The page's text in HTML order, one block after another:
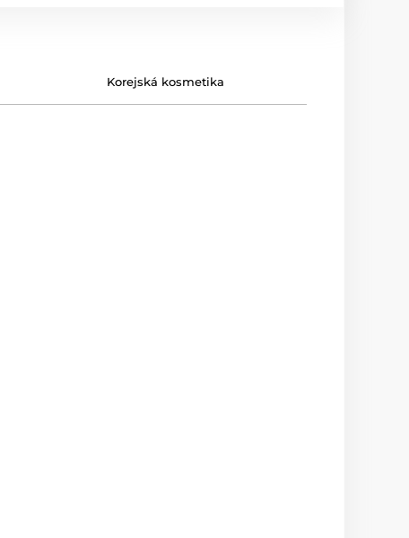
Korejská kosmetika